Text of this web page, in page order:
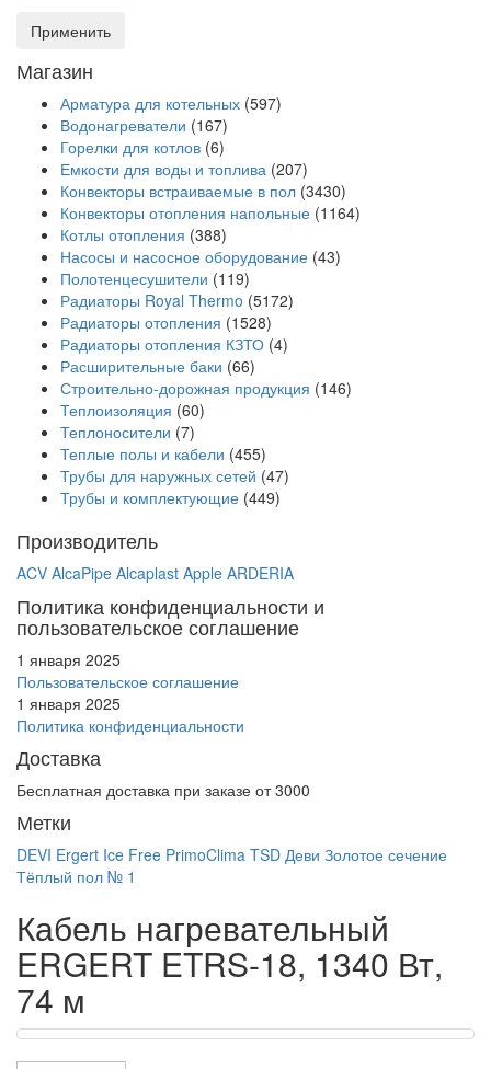
Применить
Магазин
Арматура для котельных (597)
Водонагреватели (167)
Горелки для котлов (6)
Емкости для воды и топлива (207)
Конвекторы встраиваемые в пол (3430)
Конвекторы отопления напольные (1164)
Котлы отопления (388)
Насосы и насосное оборудование (43)
Полотенцесушители (119)
Радиаторы Royal Thermo (5172)
Радиаторы отопления (1528)
Радиаторы отопления КЗТО (4)
Расширительные баки (66)
Строительно-дорожная продукция (146)
Теплоизоляция (60)
Теплоносители (7)
Теплые полы и кабели (455)
Трубы для наружных сетей (47)
Трубы и комплектующие (449)
Производитель
ACV AlcaPipe Alcaplast Apple ARDERIA
Политика конфиденциальности и
пользовательское соглашение
1 января 2025
Пользовательское соглашение
1 января 2025
Политика конфиденциальности
Доставка
Бесплатная доставка при заказе от 3000
Метки
DEVI Ergert Ice Free PrimoClima TSD Деви Золотое сечение
Тёплый пол № 1
Кабель нагревательный
ERGERT ETRS-18, 1340 Вт,
74 м